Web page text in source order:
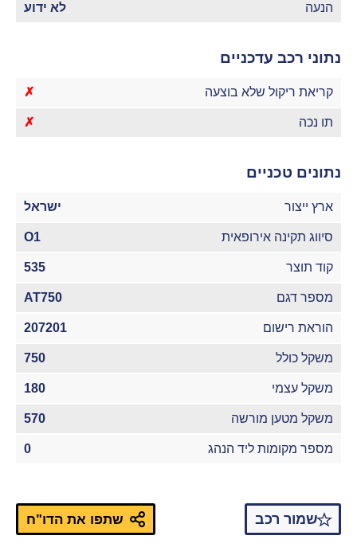
הנעה לא ידוע
נתוני רכב עדכניים
קריאת ריקול שלא בוצעה ✗
תו נכה ✗
נתונים טכניים
ארץ ייצור ישראל
סיווג תקינה אירופאית O1
קוד תוצר 535
מספר דגם AT750
הוראת רישום 207201
משקל כולל 750
משקל עצמי 180
משקל מטען מורשה 570
מספר מקומות ליד הנהג 0
שמור רכב שתפו את הדו"ח